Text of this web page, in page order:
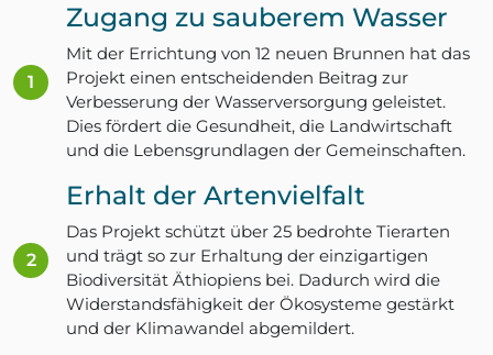
Zugang zu sauberem Wasser
Mit der Errichtung von 12 neuen Brunnen hat das
Projekt einen entscheidenden Beitrag zur
Verbesserung der Wasserversorgung geleistet.
Dies fördert die Gesundheit, die Landwirtschaft
und die Lebensgrundlagen der Gemeinschaften.
Erhalt der Artenvielfalt
Das Projekt schützt über 25 bedrohte Tierarten
und trägt so zur Erhaltung der einzigartigen
Biodiversität Äthiopiens bei. Dadurch wird die
Widerstandsfähigkeit der Ökosysteme gestärkt
und der Klimawandel abgemildert.